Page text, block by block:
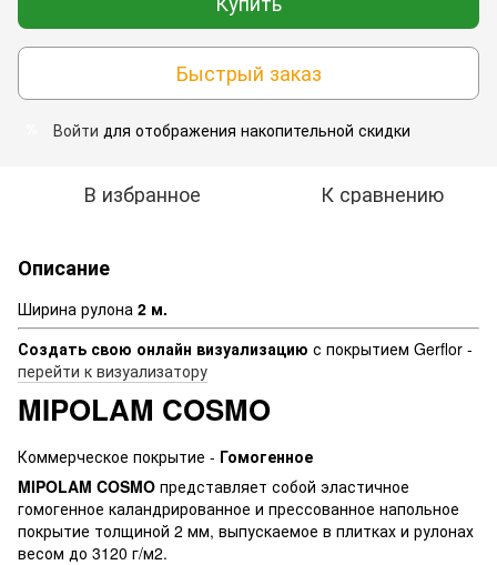
Быстрый заказ
Войти для отображения накопительной скидки
В избранное К сравнению
Описание
Ширина рулона 2 м.
Создать свою онлайн визуализацию с покрытием Gerflor -
перейти к визуализатору
MIPOLAM COSMO
Коммерческое покрытие - Гомогенное
MIPOLAM COSMO представляет собой эластичное
гомогенное каландрированное и прессованное напольное
покрытие толщиной 2 мм, выпускаемое в плитках и рулонах
весом до 3120 г/м2.